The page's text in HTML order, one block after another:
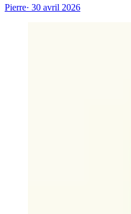
Pierre· 30 avril 2026